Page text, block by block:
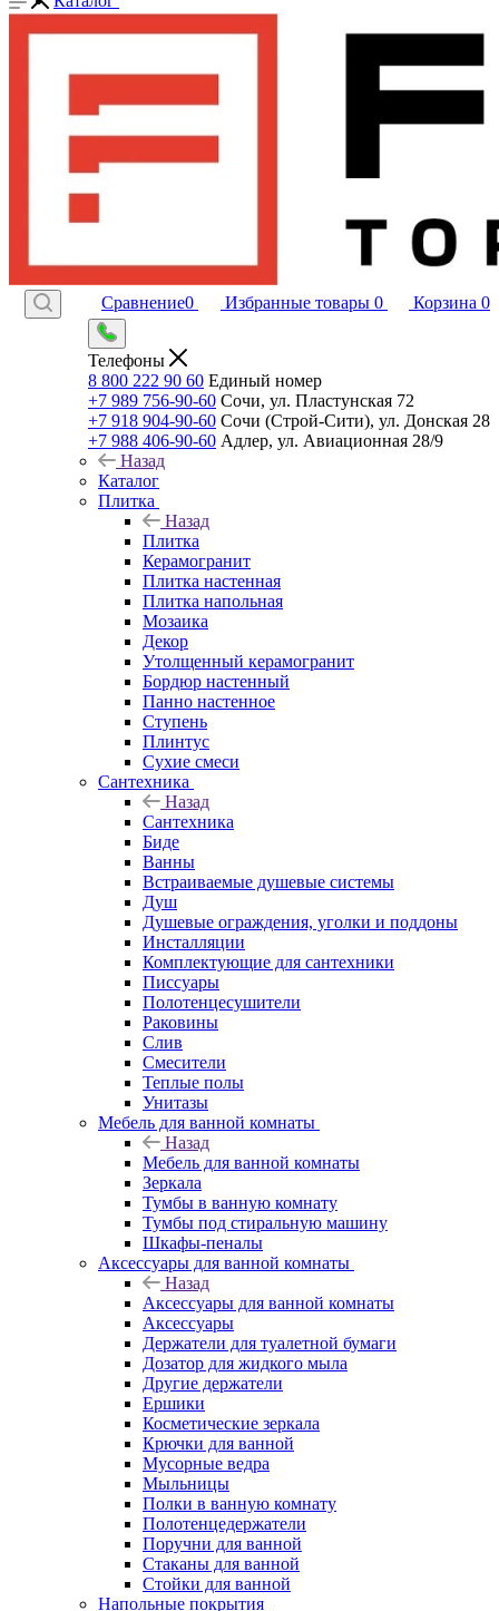
Сравнение0 Избранные товары 0 Корзина 0
Телефоны
8 800 222 90 60 Единый номер
+7 989 756-90-60 Сочи, ул. Пластунская 72
+7 918 904-90-60 Сочи (Строй-Сити), ул. Донская 28
+7 988 406-90-60 Адлер, ул. Авиационная 28/9
Назад
Каталог
Плитка
Назад
Плитка
Керамогранит
Плитка настенная
Плитка напольная
Мозаика
Декор
Утолщенный керамогранит
Бордюр настенный
Панно настенное
Ступень
Плинтус
Сухие смеси
Сантехника
Назад
Сантехника
Биде
Ванны
Встраиваемые душевые системы
Душ
Душевые ограждения, уголки и поддоны
Инсталляции
Комплектующие для сантехники
Писсуары
Полотенцесушители
Раковины
Слив
Смесители
Теплые полы
Унитазы
Мебель для ванной комнаты
Назад
Мебель для ванной комнаты
Зеркала
Тумбы в ванную комнату
Тумбы под стиральную машину
Шкафы-пеналы
Аксессуары для ванной комнаты
Назад
Аксессуары для ванной комнаты
Аксессуары
Держатели для туалетной бумаги
Дозатор для жидкого мыла
Другие держатели
Ершики
Косметические зеркала
Крючки для ванной
Мусорные ведра
Мыльницы
Полки в ванную комнату
Полотенцедержатели
Поручни для ванной
Стаканы для ванной
Стойки для ванной
Напольные покрытия